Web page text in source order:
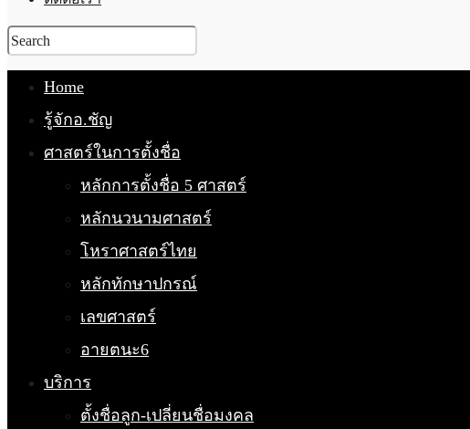
Home
รู้จักอ.ชัญ
ศาสตร์ในการตั้งชื่อ
หลักการตั้งชื่อ 5 ศาสตร์
หลักนวนามศาสตร์
โหราศาสตร์ไทย
หลักทักษาปกรณ์
เลขศาสตร์
อายตนะ6
บริการ
ตั้งชื่อลูก-เปลี่ยนชื่อมงคล